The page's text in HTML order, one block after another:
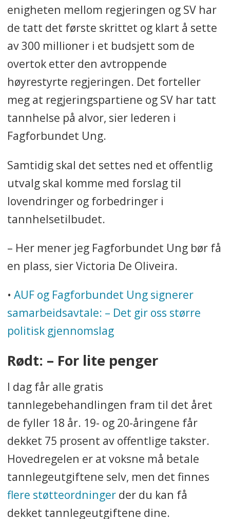
enigheten mellom regjeringen og SV har
de tatt det første skrittet og klart å sette
av 300 millioner i et budsjett som de
overtok etter den avtroppende
høyrestyrte regjeringen. Det forteller
meg at regjeringspartiene og SV har tatt
tannhelse på alvor, sier lederen i
Fagforbundet Ung.
Samtidig skal det settes ned et offentlig
utvalg skal komme med forslag til
lovendringer og forbedringer i
tannhelsetilbudet.
– Her mener jeg Fagforbundet Ung bør få
en plass, sier Victoria De Oliveira.
• AUF og Fagforbundet Ung signerer
samarbeidsavtale: – Det gir oss større
politisk gjennomslag
Rødt: – For lite penger
I dag får alle gratis
tannlegebehandlingen fram til det året
de fyller 18 år. 19- og 20-åringene får
dekket 75 prosent av offentlige takster.
Hovedregelen er at voksne må betale
tannlegeutgiftene selv, men det finnes
flere støtteordningerder du kan få
dekket tannlegeutgiftene dine.